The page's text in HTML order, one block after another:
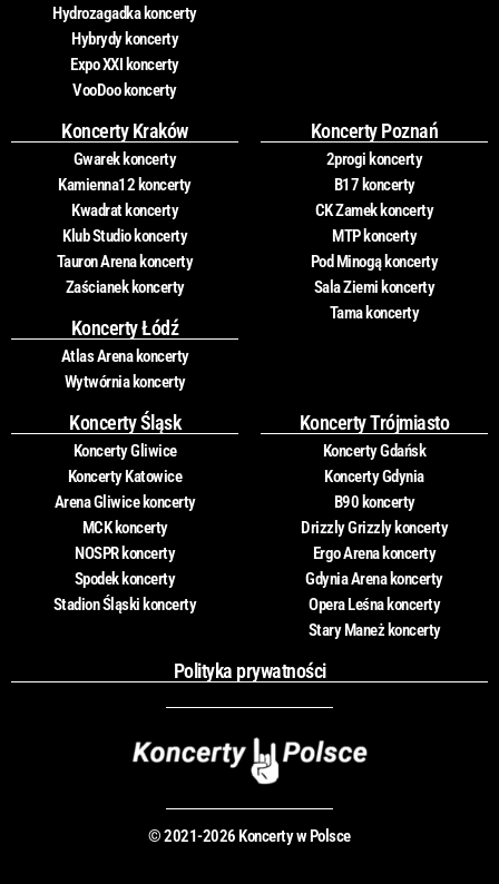
Hydrozagadka koncerty
Hybrydy koncerty
Expo XXI koncerty
VooDoo koncerty
Koncerty Kraków
Gwarek koncerty
Kamienna12 koncerty
Kwadrat koncerty
Klub Studio koncerty
Tauron Arena koncerty
Zaścianek koncerty
Koncerty Łódź
Atlas Arena koncerty
Wytwórnia koncerty
Koncerty Poznań
2progi koncerty
B17 koncerty
CK Zamek koncerty
MTP koncerty
Pod Minogą koncerty
Sala Ziemi koncerty
Tama koncerty
Koncerty Śląsk
Koncerty Gliwice
Koncerty Katowice
Arena Gliwice koncerty
MCK koncerty
NOSPR koncerty
Spodek koncerty
Stadion Śląski koncerty
Koncerty Trójmiasto
Koncerty Gdańsk
Koncerty Gdynia
B90 koncerty
Drizzly Grizzly koncerty
Ergo Arena koncerty
Gdynia Arena koncerty
Opera Leśna koncerty
Stary Maneż koncerty
Polityka prywatności
© 2021-2026 Koncerty w Polsce